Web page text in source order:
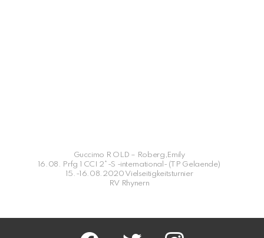
Guccimo R OLD – Roberg,Emily
16.08. Prfg 1 CCI 2*-S -international- (TP Gelaende)
15.-16.08.2020 Vielseitigkeitsturnier
RV Rhynern
facebook twitter instagram